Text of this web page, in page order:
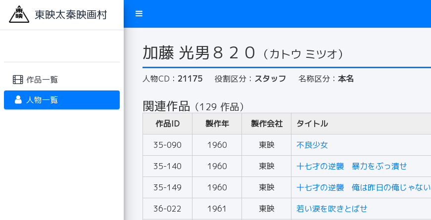
東映太秦映画村
作品一覧
人物一覧
加藤 光男８２０ （カトウ ミツオ）
人物CD： 21175 役割区分： スタッフ 名称区分： 本名
関連作品 （129 作品）
作品ID 製作年 製作会社 タイトル
35-090
1960 東映 不良少女
35-140
1960 東映 十七才の逆襲 暴力をぶっ潰せ
35-149
1960 東映 十七才の逆襲 俺は昨日の俺じゃない
36-022
1961 東映 若い涙を吹きとばせ